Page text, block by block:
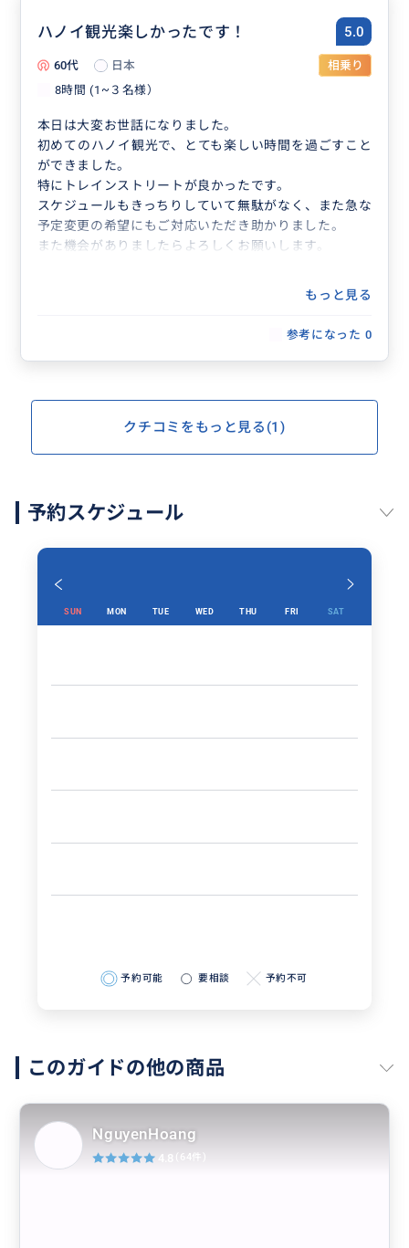
ハノイ観光楽しかったです！ 5.0
60代 日本
相乗り
8時間 (1~３名様）
本日は大変お世話になりました。
初めてのハノイ観光で、とても楽しい時間を過ごすこと
ができました。
特にトレインストリートが良かったです。
スケジュールもきっちりしていて無駄がなく、また急な
予定変更の希望にもご対応いただき助かりました。
また機会がありましたらよろしくお願いします。
もっと見る
参考になった 0
クチコミをもっと見る(1)
予約スケジュール
SUN MON TUE WED THU FRI SAT
予約可能 要相談 予約不可
このガイドの他の商品
NguyenHoang
4.8 (64件)